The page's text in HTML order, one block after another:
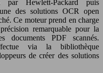
par Hewlett-Packard puis
des solutions OCR open
Ce moteur prend en charge
remarquable pour la
documents PDF scannés.
via la bibliothèque
de créer des solutions